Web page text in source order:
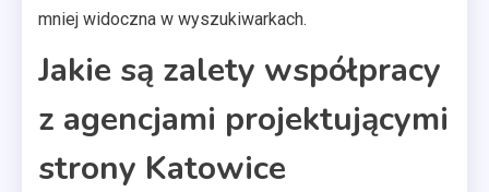
mniej widoczna w wyszukiwarkach.
Jakie są zalety współpracy
z agencjami projektującymi
strony Katowice